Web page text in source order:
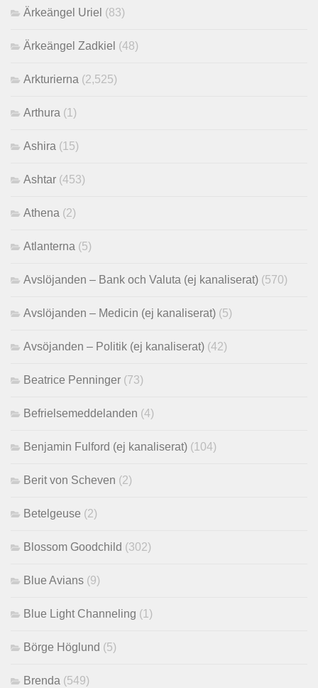
Ärkeängel Uriel (83)
Ärkeängel Zadkiel (48)
Arkturierna (2,525)
Arthura (1)
Ashira (15)
Ashtar (453)
Athena (2)
Atlanterna (5)
Avslöjanden – Bank och Valuta (ej kanaliserat) (570)
Avslöjanden – Medicin (ej kanaliserat) (5)
Avsöjanden – Politik (ej kanaliserat) (42)
Beatrice Penninger (73)
Befrielsemeddelanden (4)
Benjamin Fulford (ej kanaliserat) (104)
Berit von Scheven (2)
Betelgeuse (2)
Blossom Goodchild (302)
Blue Avians (9)
Blue Light Channeling (1)
Börge Höglund (5)
Brenda (549)